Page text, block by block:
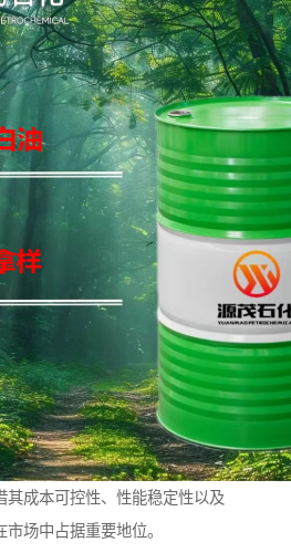
其成本可控性、性能稳定性以及
场中占据重要地位。